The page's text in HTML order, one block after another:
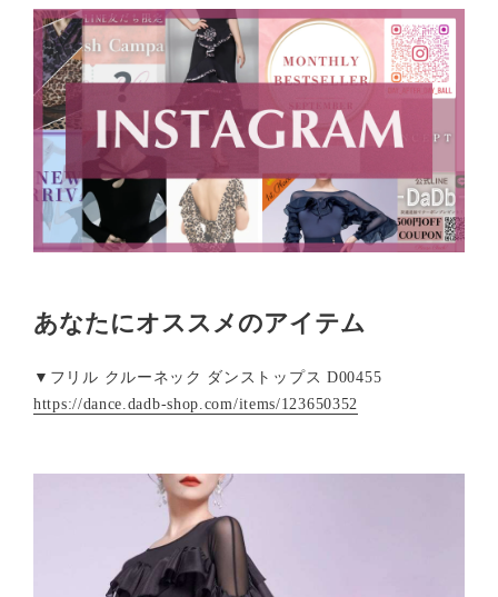
あなたにオススメのアイテム
▼フリル クルーネック ダンストップス D00455
https://dance.dadb-shop.com/items/123650352